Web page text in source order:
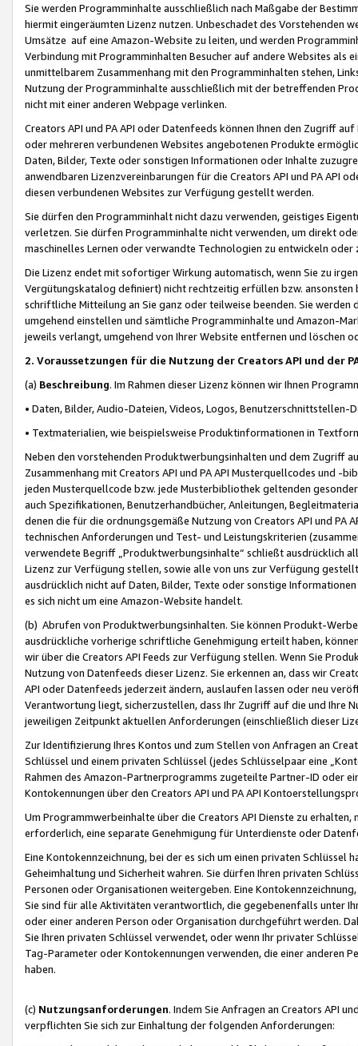
Sie werden Programminhalte ausschließlich nach Maßgabe der
hiermit eingeräumten Lizenz nutzen. Unbeschadet des Vorstehenden
Umsätze auf eine Amazon-Website zu leiten, und werden
Verbindung mit Programminhalten Besucher auf andere Websites als
unmittelbarem Zusammenhang mit den Programminhalten stehen,
Nutzung der Programminhalte ausschließlich mit der betreffenden
nicht mit einer anderen Webpage verlinken.
Creators API und PA API oder Datenfeeds können Ihnen den Zugriff
oder mehreren verbundenen Websites angebotenen Produkte
Daten, Bilder, Texte oder sonstigen Informationen oder Inhalte
anwendbaren Lizenzvereinbarungen für die Creators API und PA API
diesen verbundenen Websites zur Verfügung gestellt werden.
Sie dürfen den Programminhalt nicht dazu verwenden, geistiges
verletzen. Sie dürfen Programminhalte nicht verwenden, um direkt
maschinelles Lernen oder verwandte Technologien zu entwickeln
Die Lizenz endet mit sofortiger Wirkung automatisch, wenn Sie zu
Vergütungskatalog definiert) nicht rechtzeitig erfüllen bzw. ansonsten
schriftliche Mitteilung an Sie ganz oder teilweise beenden. Sie werden
umgehend einstellen und sämtliche Programminhalte und Amazon-
jeweils verlangt, umgehend von Ihrer Website entfernen und löschen
2. Voraussetzungen für die Nutzung der Creators API und der
(a) Beschreibung. Im Rahmen dieser Lizenz können wir Ihnen
• Daten, Bilder, Audio-Dateien, Videos, Logos, Benutzerschnittstellen-
• Textmaterialien, wie beispielsweise Produktinformationen in
Neben den vorstehenden Produktwerbungsinhalten und dem Zugriff
Zusammenhang mit Creators API und PA API Musterquellcodes und
jeden Musterquellcode bzw. jede Musterbibliothek geltenden
auch Spezifikationen, Benutzerhandbücher, Anleitungen,
denen die für die ordnungsgemäße Nutzung von Creators API und PA
technischen Anforderungen und Test- und Leistungskriterien
verwendete Begriff „Produktwerbungsinhalte“ schließt ausdrücklich
Lizenz zur Verfügung stellen, sowie alle von uns zur Verfügung
ausdrücklich nicht auf Daten, Bilder, Texte oder sonstige
es sich nicht um eine Amazon-Website handelt.
(b) Abrufen von Produktwerbungsinhalten. Sie können Produkt-
ausdrückliche vorherige schriftliche Genehmigung erteilt haben,
wir über die Creators API Feeds zur Verfügung stellen. Wenn Sie
Nutzung von Datenfeeds dieser Lizenz. Sie erkennen an, dass wir
API oder Datenfeeds jederzeit ändern, auslaufen lassen oder neu
Verantwortung liegt, sicherzustellen, dass Ihr Zugriff auf die und Ihre
jeweiligen Zeitpunkt aktuellen Anforderungen (einschließlich dieser
Zur Identifizierung Ihres Kontos und zum Stellen von Anfragen an
Schlüssel und einem privaten Schlüssel (jedes Schlüsselpaar eine
Rahmen des Amazon-Partnerprogramms zugeteilte Partner-ID oder
Kontokennungen über den Creators API und PA API
Um Programmwerbeinhalte über die Creators API Dienste zu
erforderlich, eine separate Genehmigung für Unterdienste oder
Eine Kontokennzeichnung, bei der es sich um einen privaten
Geheimhaltung und Sicherheit wahren. Sie dürfen Ihren privaten
Personen oder Organisationen weitergeben. Eine
Sie sind für alle Aktivitäten verantwortlich, die gegebenenfalls unter
oder einer anderen Person oder Organisation durchgeführt werden.
Sie Ihren privaten Schlüssel verwendet, oder wenn Ihr privater
Tag-Parameter oder Kontokennungen verwenden, die einer anderen
haben.
(c) Nutzungsanforderungen. Indem Sie Anfragen an Creators API
verpflichten Sie sich zur Einhaltung der folgenden Anforderungen: